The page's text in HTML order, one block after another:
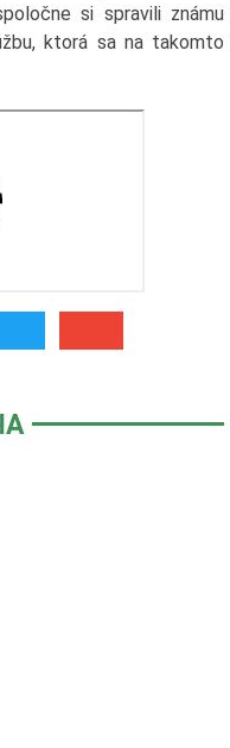
si spravili známu
ktorá sa na takomto